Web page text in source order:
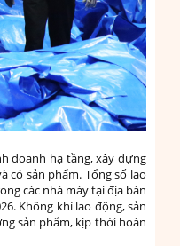
doanh hạ tầng, xây dựng
có sản phẩm. Tổng số lao
các nhà máy tại địa bàn
Không khí lao động, sản
sản phẩm, kịp thời hoàn